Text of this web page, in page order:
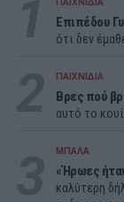
ΠΑΙΧΝΙΔΙΑ
Επιπέδου
ότι δεν
ΠΑΙΧΝΙΔΙΑ
Βρες πού
αυτό το
ΜΠΑΛΑ
«Ήρωες
καλύτερη